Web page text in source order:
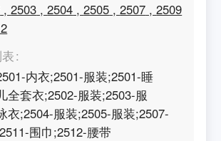
,2503 ,2504 ,2505 ,2507 ,2509
内衣;2501-服装;2501-睡
全套衣;2502-服装;2503-服
衣;2504-服装;2505-服装;2507-
围巾;2512-腰带